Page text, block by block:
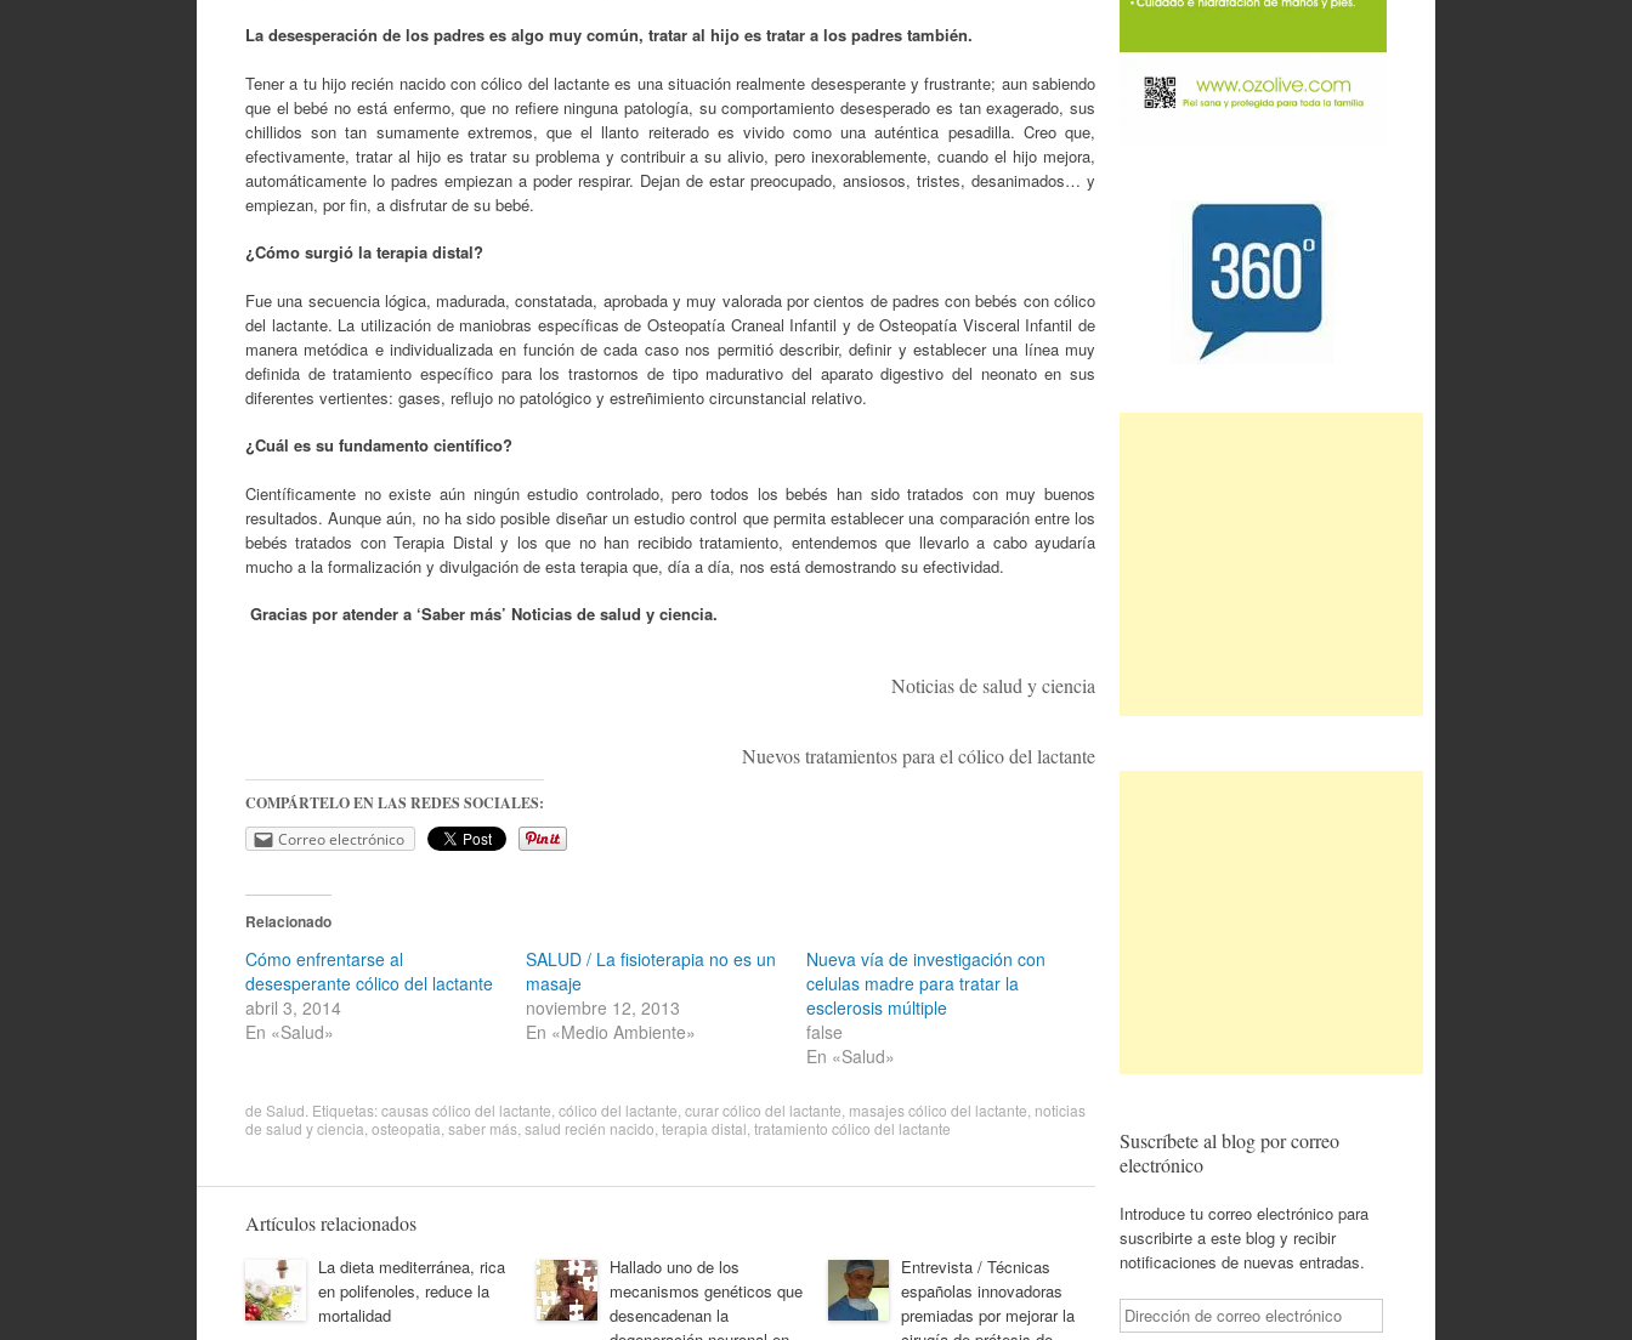
La desesperación de los padres es algo muy común, tratar al hijo es tratar a los padres también.
Tener a tu hijo recién nacido con cólico del lactante es una situación realmente desesperante y frustrante; aun sabiendo
que el bebé no está enfermo, que no refiere ninguna patología, su comportamiento desesperado es tan exagerado, sus
chillidos son tan sumamente extremos, que el llanto reiterado es vivido como una auténtica pesadilla. Creo que,
efectivamente, tratar al hijo es tratar su problema y contribuir a su alivio, pero inexorablemente, cuando el hijo mejora,
automáticamente lo padres empiezan a poder respirar. Dejan de estar preocupado, ansiosos, tristes, desanimados… y
empiezan, por fin, a disfrutar de su bebé.
¿Cómo surgió la terapia distal?
Fue una secuencia lógica, madurada, constatada, aprobada y muy valorada por cientos de padres con bebés con cólico
del lactante. La utilización de maniobras específicas de Osteopatía Craneal Infantil y de Osteopatía Visceral Infantil de
manera metódica e individualizada en función de cada caso nos permitió describir, definir y establecer una línea muy
definida de tratamiento específico para los trastornos de tipo madurativo del aparato digestivo del neonato en sus
diferentes vertientes: gases, reflujo no patológico y estreñimiento circunstancial relativo.
¿Cuál es su fundamento científico?
Científicamente no existe aún ningún estudio controlado, pero todos los bebés han sido tratados con muy buenos
resultados. Aunque aún, no ha sido posible diseñar un estudio control que permita establecer una comparación entre los
bebés tratados con Terapia Distal y los que no han recibido tratamiento, entendemos que llevarlo a cabo ayudaría
mucho a la formalización y divulgación de esta terapia que, día a día, nos está demostrando su efectividad.
Gracias por atender a ‘Saber más’ Noticias de salud y ciencia.
Noticias de salud y ciencia
Nuevos tratamientos para el cólico del lactante
COMPÁRTELO EN LAS REDES SOCIALES:
Correo electrónico
Relacionado
Cómo enfrentarse al
desesperante cólico del lactante
abril 3, 2014
En «Salud»
SALUD / La fisioterapia no es un
masaje
noviembre 12, 2013
En «Medio Ambiente»
Nueva vía de investigación con
celulas madre para tratar la
esclerosis múltiple
false
En «Salud»
de Salud . Etiquetas:causas cólico del lactante cólico del lactante curar cólico del lactante masajes cólico del lactante noticias
de salud y ciencia osteopatia saber más salud recién nacido terapia distal tratamiento cólico del lactante
Artículos relacionados
La dieta mediterránea, rica
en polifenoles, reduce la
mortalidad
Hallado uno de los
mecanismos genéticos que
desencadenan la
Entrevista / Técnicas
españolas innovadoras
premiadas por mejorar la
Suscríbete al blog por correo
electrónico
Introduce tu correo electrónico para
suscribirte a este blog y recibir
notificaciones de nuevas entradas.
Dirección
de